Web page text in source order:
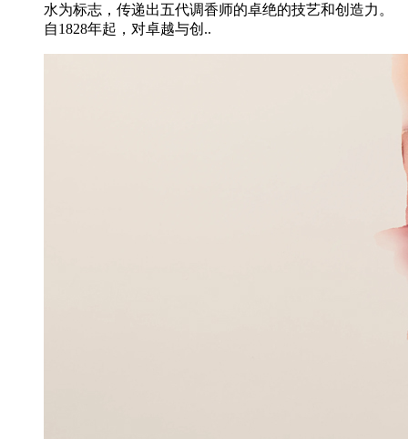
水为标志，传递出五代调香师的卓绝的技艺和创造力。
自1828年起，对卓越与创..